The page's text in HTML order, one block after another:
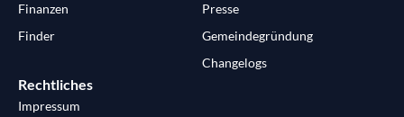
Finanzen
Finder
Presse
Gemeindegründung
Changelogs
Rechtliches
Impressum